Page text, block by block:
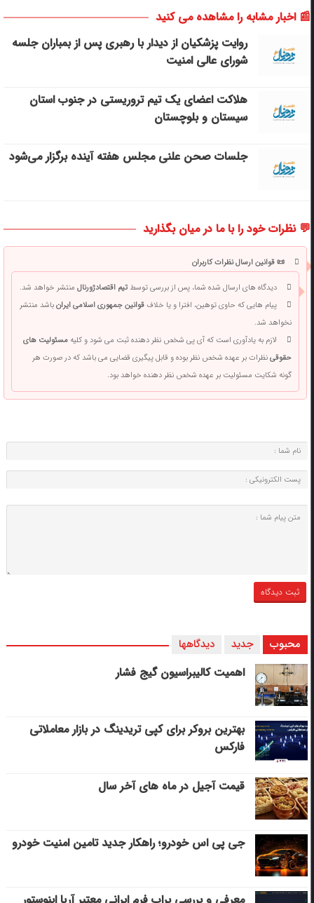
📰 اخبار مشابه را مشاهده می کنید
روایت پزشکیان از دیدار با رهبری پس از بمباران جلسه
شورای عالی امنیت
هلاکت اعضای یک تیم تروریستی در جنوب استان
سیستان و بلوچستان
جلسات صحن علنی مجلس هفته آینده برگزار می‌شود
💬 نظرات خود را با ما در میان بگذارید
📜 قوانین ارسال نظرات کاربران
دیدگاه های ارسال شده شما، پس از بررسی توسطتیم اقتصادژورنالمنتشر خواهد شد.
پیام هایی که حاوی توهین، افترا و یا خلافقوانین جمهوری اسلامی ایرانباشد منتشر
نخواهد شد.
لازم به یادآوری است که آی پی شخص نظر دهنده ثبت می شود و کلیهمسئولیت های
حقوقینظرات بر عهده شخص نظر بوده و قابل پیگیری قضایی می باشد که در صورت هر
گونه شکایت مسئولیت بر عهده شخص نظر دهنده خواهد بود.
محبوب جدید دیدگاهها
اهمیت کالیبراسیون گیج فشار
بهترین بروکر برای کپی‌ تریدینگ در بازار معاملاتی
فارکس
قیمت آجیل در ماه های آخر سال
جی پی اس خودرو؛ راهکار جدید تامین امنیت خودرو